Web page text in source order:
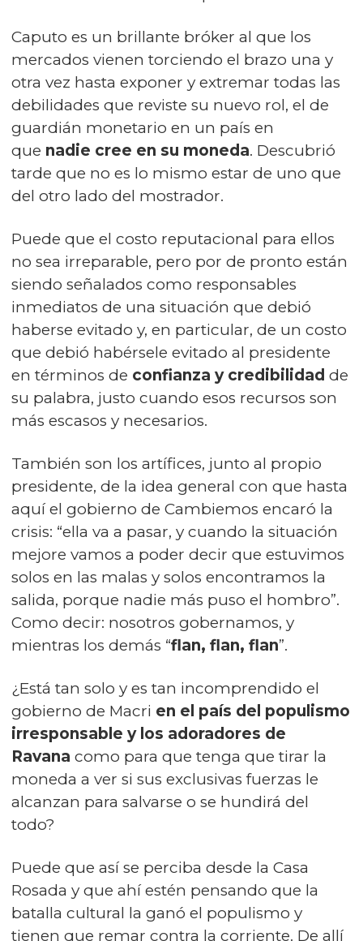
Caputo es un brillante bróker al que los
mercados vienen torciendo el brazo una y
otra vez hasta exponer y extremar todas las
debilidades que reviste su nuevo rol, el de
guardián monetario en un país en
que nadie cree en su moneda. Descubrió
tarde que no es lo mismo estar de uno que
del otro lado del mostrador.
Puede que el costo reputacional para ellos
no sea irreparable, pero por de pronto están
siendo señalados como responsables
inmediatos de una situación que debió
haberse evitado y, en particular, de un costo
que debió habérsele evitado al presidente
en términos de confianza y credibilidad de
su palabra, justo cuando esos recursos son
más escasos y necesarios.
También son los artífices, junto al propio
presidente, de la idea general con que hasta
aquí el gobierno de Cambiemos encaró la
crisis: “ella va a pasar, y cuando la situación
mejore vamos a poder decir que estuvimos
solos en las malas y solos encontramos la
salida, porque nadie más puso el hombro”.
Como decir: nosotros gobernamos, y
mientras los demás “flan, flan, flan”.
¿Está tan solo y es tan incomprendido el
gobierno de Macri en el país del populismo
irresponsable y los adoradores de
Ravana como para que tenga que tirar la
moneda a ver si sus exclusivas fuerzas le
alcanzan para salvarse o se hundirá del
todo?
Puede que así se perciba desde la Casa
Rosada y que ahí estén pensando que la
batalla cultural la ganó el populismo y
tienen que remar contra la corriente. De allí